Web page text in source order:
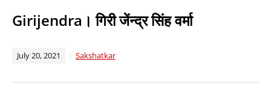
Girijendra। गिरी जेंन्द्र सिंह वर्मा
July 20, 2021 Sakshatkar